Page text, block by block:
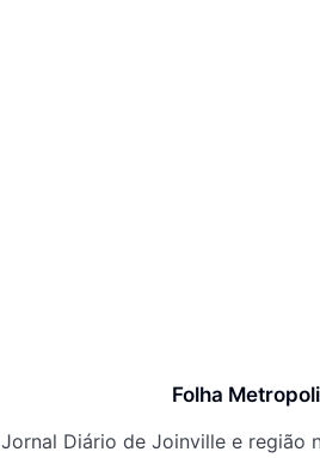
Folha
Jornal Diário de Joinville e região